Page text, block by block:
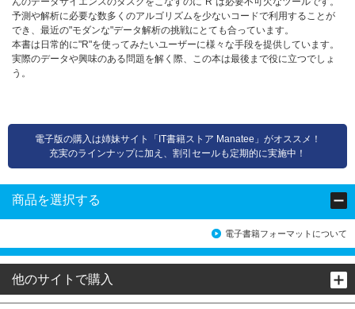
予測や解析に必要な数多くのアルゴリズムを少ないコードで利用することが
でき、最近の"モダンな"データ解析の挑戦にとても合っています。
本書は日常的に"R"を使ってみたいユーザーに様々な手段を提供しています。
実際のデータや興味のある問題を解く際、この本は最後まで役に立つでしょ
う。
電子版の購入は姉妹サイト「IT書籍ストア Manatee」がオススメ！
充実のラインナップに加え、割引セールも定期的に実施中！
商品を選択する
電子書籍フォーマットについて
他のサイトで購入